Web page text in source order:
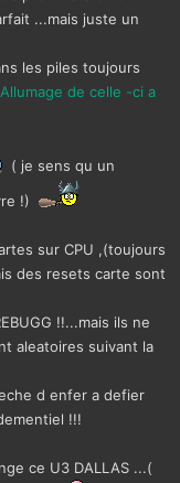
...mais juste un
les piles toujours
Allumage de celle -ci a
( je sens qu un
!)
sur CPU ,(toujours
des resets carte sont
!!...mais ils ne
aleatoires suivant la
d enfer a defier
!!!
ce U3 DALLAS ...(